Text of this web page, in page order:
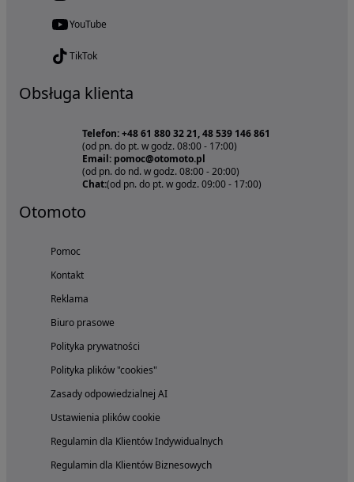
YouTube
TikTok
Obsługa klienta
Telefon: +48 61 880 32 21, 48 539 146 861
(od pn. do pt. w godz. 08:00 - 17:00)
Email: pomoc@otomoto.pl
(od pn. do nd. w godz. 08:00 - 20:00)
Chat:(od pn. do pt. w godz. 09:00 - 17:00)
Otomoto
Pomoc
Kontakt
Reklama
Biuro prasowe
Polityka prywatności
Polityka plików "cookies"
Zasady odpowiedzialnej AI
Ustawienia plików cookie
Regulamin dla Klientów Indywidualnych
Regulamin dla Klientów Biznesowych